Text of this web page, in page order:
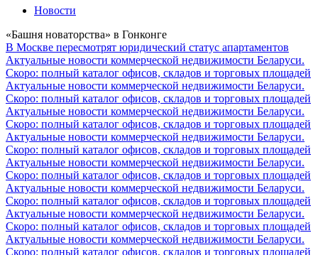
Новости
«Башня новаторства» в Гонконге
В Москве пересмотрят юридический статус апартаментов
Актуальные новости коммерческой недвижимости Беларуси.
Скоро: полный каталог офисов, складов и торговых площадей
Актуальные новости коммерческой недвижимости Беларуси.
Скоро: полный каталог офисов, складов и торговых площадей
Актуальные новости коммерческой недвижимости Беларуси.
Скоро: полный каталог офисов, складов и торговых площадей
Актуальные новости коммерческой недвижимости Беларуси.
Скоро: полный каталог офисов, складов и торговых площадей
Актуальные новости коммерческой недвижимости Беларуси.
Скоро: полный каталог офисов, складов и торговых площадей
Актуальные новости коммерческой недвижимости Беларуси.
Скоро: полный каталог офисов, складов и торговых площадей
Актуальные новости коммерческой недвижимости Беларуси.
Скоро: полный каталог офисов, складов и торговых площадей
Актуальные новости коммерческой недвижимости Беларуси.
Скоро: полный каталог офисов, складов и торговых площадей